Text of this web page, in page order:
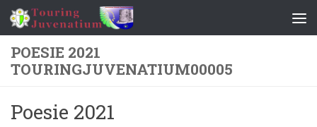
Salta al contenuto
POESIE 2021
TOURINGJUVENATIUM00005
Poesie 2021